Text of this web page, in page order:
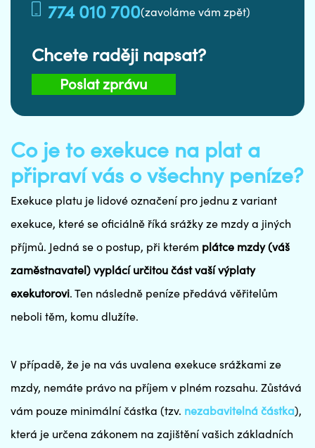
774 010 700(zavoláme vám zpět)
Chcete raději napsat?
Poslat zprávu
Co je to exekuce na plat a
připraví vás o všechny peníze?
Exekuce platu je lidové označení pro jednu z variant
exekuce, které se oficiálně říká srážky ze mzdy a jiných
příjmů. Jedná se o postup, při kterém plátce mzdy (váš
zaměstnavatel) vyplácí určitou část vaší výplaty
exekutorovi. Ten následně peníze předává věřitelům
neboli těm, komu dlužíte.
V případě, že je na vás uvalena exekuce srážkami ze
mzdy, nemáte právo na příjem v plném rozsahu. Zůstává
vám pouze minimální částka (tzv. nezabavitelná částka),
která je určena zákonem na zajištění vašich základních